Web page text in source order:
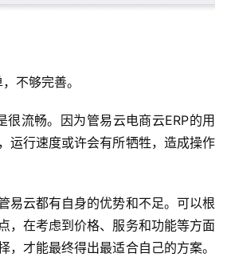
Sign up
不够完善。
很流畅。因为管易云电商云ERP的用
运行速度或许会有所牺牲，造成操作
易云都有自身的优势和不足。可以根
，在考虑到价格、服务和功能等方面
，才能最终得出最适合自己的方案。